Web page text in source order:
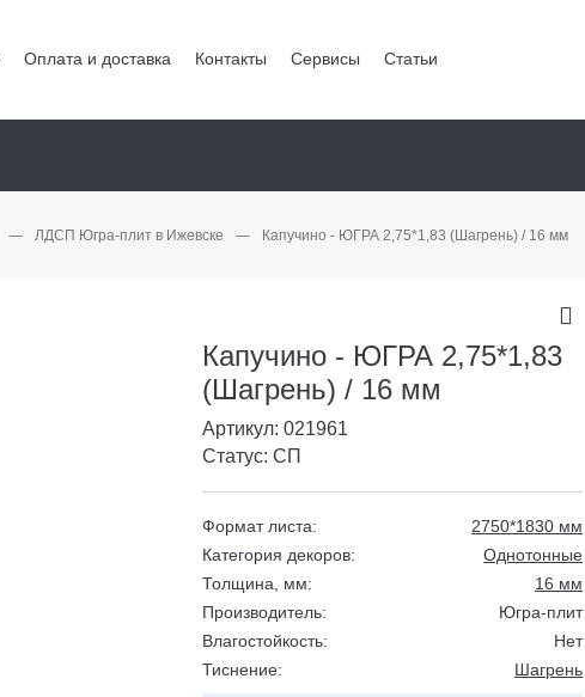
Оплата и доставка Контакты Сервисы Статьи
— ЛДСП Югра-плит в Ижевске — Капучино - ЮГРА 2,75*1,83 (Шагрень) / 16 мм
Капучино - ЮГРА 2,75*1,83
(Шагрень) / 16 мм
Артикул: 021961
Статус: СП
Формат листа:
2750*1830 мм
Категория декоров:
Однотонные
Толщина, мм:
16 мм
Производитель:
Югра-плит
Влагостойкость:
Нет
Тиснение:
Шагрень